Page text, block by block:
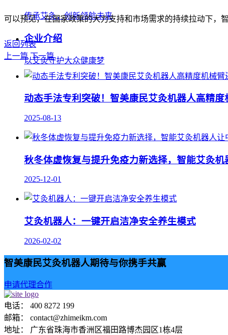
传承艾灸，创新领航未来
企业介绍
以艾灸守护大众健康梦
可以预见，在国家政策的大力支持和市场需求的持续拉动下，
返回列表
上一篇 下一篇
动态手法专利突破！智美康民艾灸机器人高精
2025-08-13
秋冬体虚恢复与提升免疫力新选择，智能艾灸
2025-12-01
艾灸机器人：一键开启洁净安全养生模式
2026-02-02
智美康民艾灸机器人期待与你携手共赢
申请代理合作
电话： 400 8272 199
邮箱： contact@zhimeikm.com
地址： 广东省珠海市香洲区福田路博杰园区1栋4层